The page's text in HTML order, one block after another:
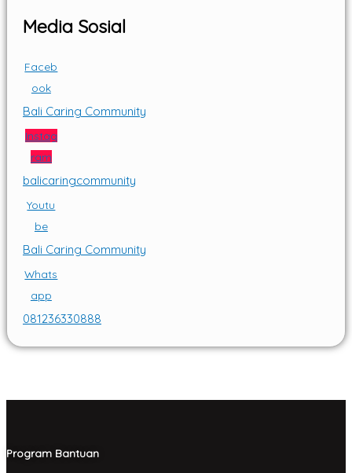
Media Sosial
Faceb
ook
Bali Caring Community
Instag
ram
balicaringcommunity
Youtu
be
Bali Caring Community
Whats
app
081236330888
Program Bantuan